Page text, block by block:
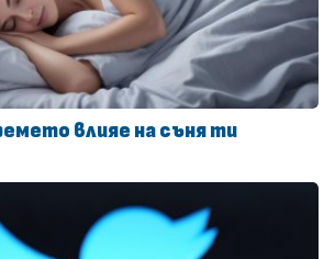
влияе на съня ти